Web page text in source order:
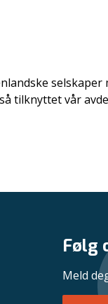
selskaper
tilknyttet vår
Følg
Meld